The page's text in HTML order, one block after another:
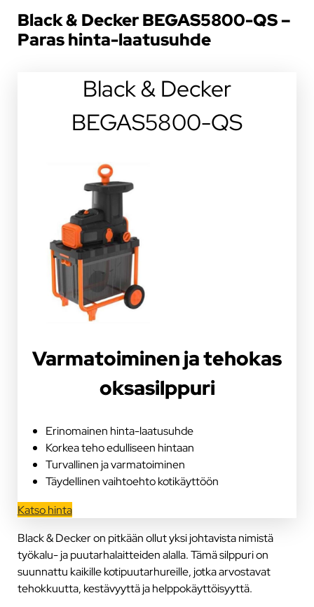
Black & Decker BEGAS5800-QS –
Paras hinta-laatusuhde
Black & Decker
BEGAS5800-QS
Varmatoiminen ja tehokas
oksasilppuri
Erinomainen hinta-laatusuhde
Korkea teho edulliseen hintaan
Turvallinen ja varmatoiminen
Täydellinen vaihtoehto kotikäyttöön
Katso hinta
Black & Decker on pitkään ollut yksi johtavista nimistä
työkalu- ja puutarhalaitteiden alalla. Tämä silppuri on
suunnattu kaikille kotipuutarhureille, jotka arvostavat
tehokkuutta, kestävyyttä ja helppokäyttöisyyttä.